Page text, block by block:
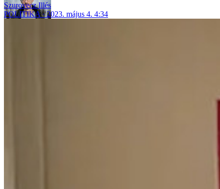
Szurovecz Illés
POLITIKA
2023. május 4. 4:34